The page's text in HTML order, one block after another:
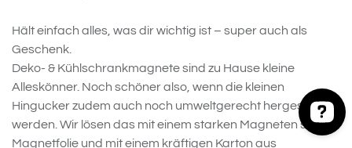
Hält einfach alles, was dir wichtig ist – super auch als
Geschenk.
Deko- & Kühlschrankmagnete sind zu Hause kleine
Alleskönner. Noch schöner also, wenn die kleinen
Hingucker zudem auch noch umweltgerecht hergestellt
werden. Wir lösen das mit einem starken Magneten statt
Magnetfolie und mit einem kräftigen Karton aus